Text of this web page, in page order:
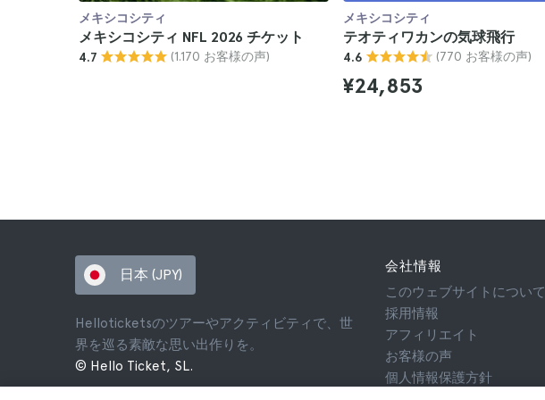
メキシコシティ
メキシコシティ NFL 2026 チケット
4.7 (1.170 お客様の声)
メキシコシティ
テオティワカンの気球飛行
4.6 (770 お客様の声)
¥24,853
日本 (JPY)
Helloticketsのツアーやアクティビティで、世
界を巡る素敵な思い出作りを。
© Hello Ticket, SL.
会社情報
このウェブサイトについて
採用情報
アフィリエイト
お客様の声
個人情報保護方針